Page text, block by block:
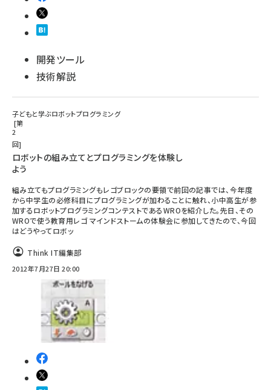
開発ツール
技術解説
子どもと学ぶロボットプログラミング
第
2
回
ロボットの組み立てとプログラミングを体験し
よう
組み立てもプログラミングもレゴブロックの要領で前回の記事では、今年度
から中学生の必修科目にプログラミングが加わることに触れ、小中高生が参
加するロボットプログラミングコンテストであるWROを紹介した。先日、その
WROで使う教育用レゴ マインドストームの体験会に参加してきたので、今回
はどうやってロボッ
Think IT編集部
2012年7月27日 20:00